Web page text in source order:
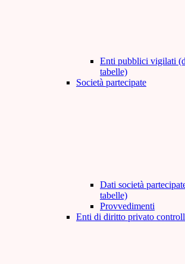
Enti pubblici vigilati
tabelle)
Società partecipate
Dati società
tabelle)
Provvedimenti
Enti di diritto privato